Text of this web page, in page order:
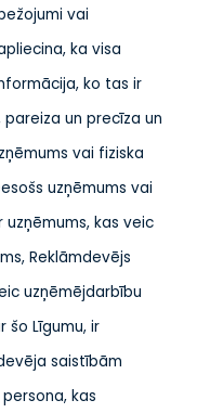
vai
ka visa
ko tas ir
un precīza un
vai fiziska
uzņēmums vai
uzņēmums, kas veic
Reklāmdevējs
uzņēmējdarbību
šo Līgumu, ir
saistībām
kas